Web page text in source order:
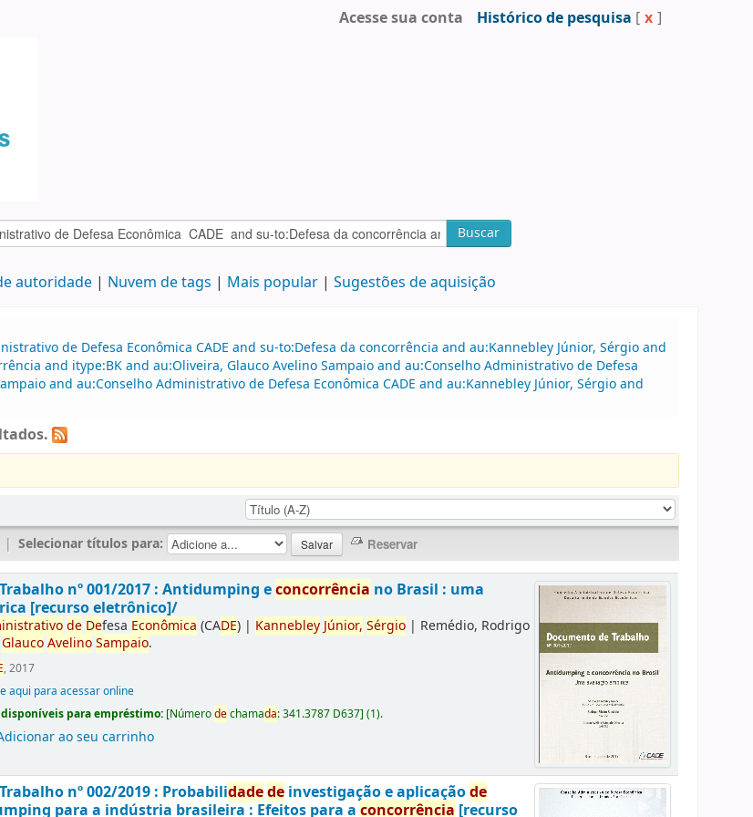
Acesse sua conta Histórico de pesquisa [ x ]
Buscar
autoridade Nuvem de tags Mais popular Sugestões de aquisição
de Defesa Econômica CADE and su-to:Defesa da concorrência and au:Kannebley Júnior, Sérgio and
and itype:BK and au:Oliveira, Glauco Avelino Sampaio and au:Conselho Administrativo de Defesa
and au:Conselho Administrativo de Defesa Econômica CADE and au:Kannebley Júnior, Sérgio and
| Selecionar títulos para:
Trabalho nº 001/2017 : Antidumping econcorrência no Brasil : uma
[recurso eletrônico]/
de Defesa Econômica (CADE) | KannebleyJúnior, Sérgio | Remédio, Rodrigo
GlaucoAvelinoSampaio.
, 2017
aqui para acessar online
para empréstimo: [Númerodechamada:341.3787 D637](1).
ao seu carrinho
Trabalho nº 002/2019 : Probabilidadede investigação e aplicaçãode
para a indústria brasileira : Efeitos para aconcorrência [recurso